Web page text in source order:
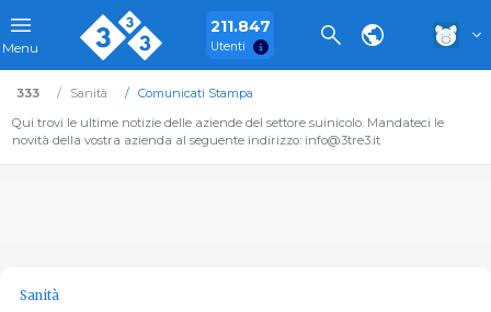
Menu
211.847
Utenti
333 Sanità
Comunicati Stampa
Qui trovi le ultime notizie delle aziende del settore suinicolo. Mandateci le
novità della vostra azienda al seguente indirizzo: info@3tre3.it
Sanità